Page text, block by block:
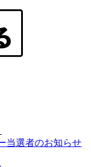
当選者のお知らせ